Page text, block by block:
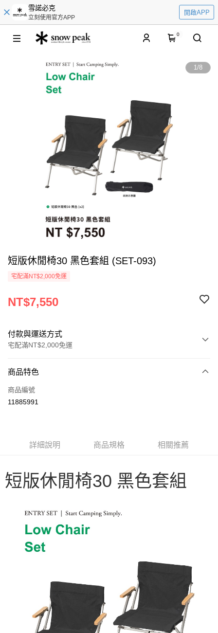
雪諾必克
立刻使用官方APP
開啟APP
0
1/8
短版休閒椅30 黑色套組 (SET-093)
宅配滿NT$2,000免運
NT$7,550
付款與運送方式
宅配滿NT$2,000免運
信用卡一次付款
信用卡分期付款
上海商業儲蓄銀行
台北富邦商業銀行
匯豐（台灣）商業銀行
華泰商業銀行
聯邦商業銀行
遠東國際商業銀行
台新國際商業銀行
中國信託商業銀行
台灣樂天信用卡公司
合作金庫商業銀行
第一商業銀行
國泰世華商業銀行
兆豐國際商業銀行
臺灣中小企業銀行
台中商業銀行
元大商業銀行
永豐商業銀行
台新國際商業銀行
台灣樂天信用卡公司
LINE Pay
Google Pay
相關說明
AFTEE先享後付是「在收到商品之後才付款」的支付方式。 讓您購物簡單
１．簡單：不需註冊會員、不需綁卡、不需儲值。
【「AFTEE先享後付」結帳流程】
１．於結帳方式選擇「AFTEE先享後付」後，將跳轉至「AFTEE先享後付」
結帳頁面，進行簡訊認證並確認金額後，即可完成結帳。
２．訂單成立數日內，您將收到繳費通知簡訊。
３．收到繳費通知簡訊後14天內，點擊此簡訊中的連結，可透過四大超商／
ATM／網路銀行／等多元方式進行付款，方視為交易完成。
運送方式
商品特色
商品編號
11885991
詳細說明 商品規格 相關推薦
短版休閒椅30 黑色套組